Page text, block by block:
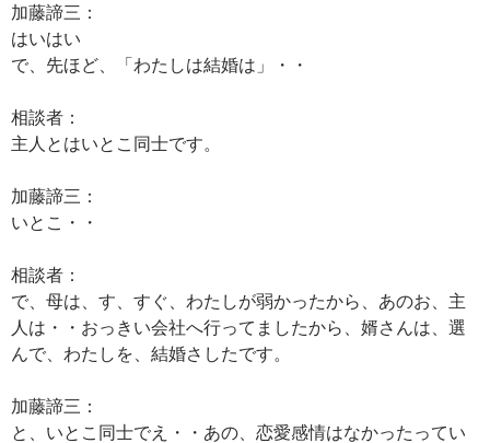
加藤諦三：
はいはい
で、先ほど、「わたしは結婚は」・・
相談者：
主人とはいとこ同士です。
加藤諦三：
いとこ・・
相談者：
で、母は、す、すぐ、わたしが弱かったから、あのお、主
人は・・おっきい会社へ行ってましたから、婿さんは、選
んで、わたしを、結婚さしたです。
加藤諦三：
と、いとこ同士でえ・・あの、恋愛感情はなかったってい